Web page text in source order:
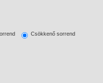
Csökkenő sorrend